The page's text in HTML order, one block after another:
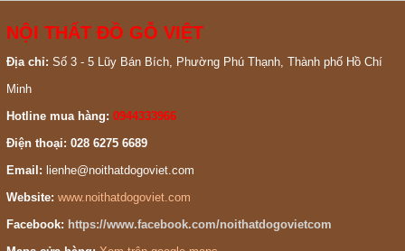
NỘI THẤT ĐỒ GỖ VIỆT
Địa chỉ: Số 3 - 5 Lũy Bán Bích, Phường Phú Thạnh, Thành phố Hồ Chí
Minh
Hotline mua hàng: 0944333966
Điện thoại: 028 6275 6689
Email: lienhe@noithatdogoviet.com
Website: www.noithatdogoviet.com
Facebook: https://www.facebook.com/noithatdogovietcom